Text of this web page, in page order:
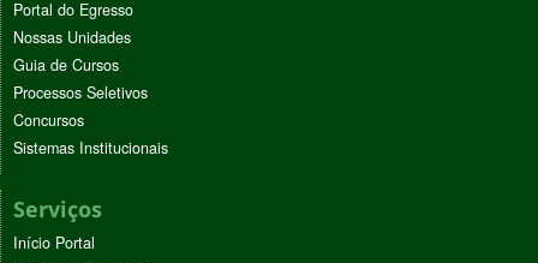
Portal do Egresso
Nossas Unidades
Guia de Cursos
Processos Seletivos
Concursos
Sistemas Institucionais
Serviços
Início Portal